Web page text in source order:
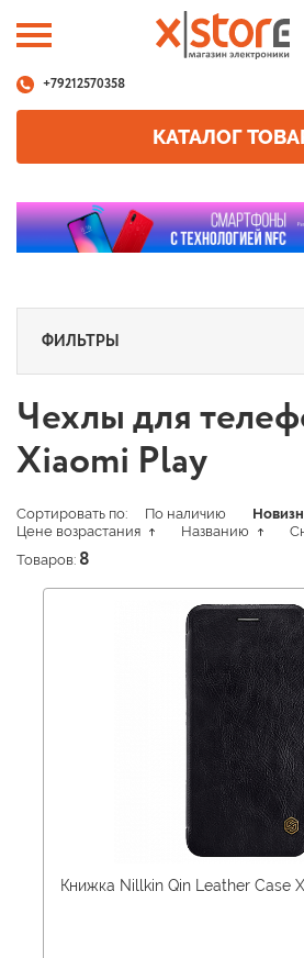
+79212570358
КАТАЛОГ
ФИЛЬТРЫ
Чехлы для
Xiaomi Play
Сортировать по: По наличию
Цене возрастания
Названию
Товаров: 8
Книжка Nillkin Qin Leather Case